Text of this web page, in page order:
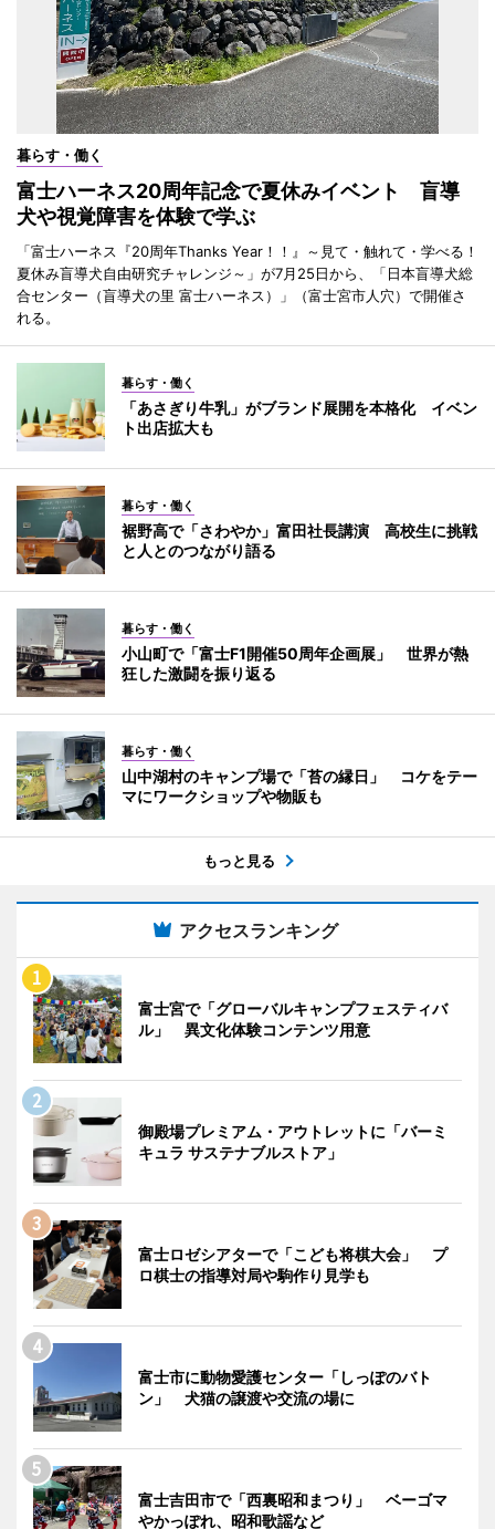
暮らす・働く
富士ハーネス20周年記念で夏休みイベント 盲導
犬や視覚障害を体験で学ぶ
「富士ハーネス『20周年Thanks Year！！』～見て・触れて・学べる！
夏休み盲導犬自由研究チャレンジ～」が7月25日から、「日本盲導犬総
合センター（盲導犬の里 富士ハーネス）」（富士宮市人穴）で開催さ
れる。
暮らす・働く
「あさぎり牛乳」がブランド展開を本格化 イベン
ト出店拡大も
暮らす・働く
裾野高で「さわやか」富田社長講演 高校生に挑戦
と人とのつながり語る
暮らす・働く
小山町で「富士F1開催50周年企画展」 世界が熱
狂した激闘を振り返る
暮らす・働く
山中湖村のキャンプ場で「苔の縁日」 コケをテー
マにワークショップや物販も
もっと見る
アクセスランキング
富士宮で「グローバルキャンプフェスティバ
ル」 異文化体験コンテンツ用意
御殿場プレミアム・アウトレットに「バーミ
キュラ サステナブルストア」
富士ロゼシアターで「こども将棋大会」 プ
ロ棋士の指導対局や駒作り見学も
富士市に動物愛護センター「しっぽのバト
ン」 犬猫の譲渡や交流の場に
富士吉田市で「西裏昭和まつり」 ベーゴマ
やかっぽれ、昭和歌謡など